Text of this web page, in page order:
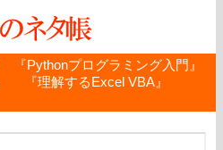
『Pythonプログラミング入門』
『理解するExcel VBA』